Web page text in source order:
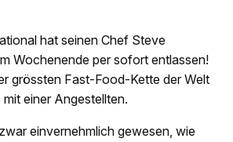
hat seinen Chef Steve
Wochenende per sofort entlassen!
grössten Fast-Food-Kette der Welt
einer Angestellten.
einvernehmlich gewesen, wie